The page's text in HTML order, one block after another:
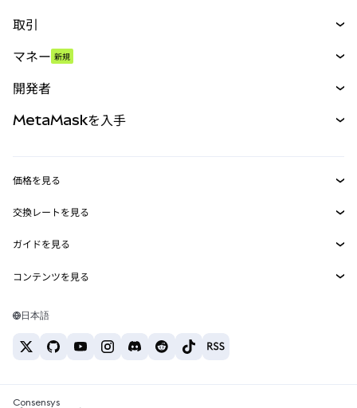
取引
パーペチュアル
RWA
マネー 新規
開発者
MetaMask Connect
Snaps
Web3サービス
MetaMaskを入手
セキュリティ
サポート
キャリア
お問い合わせ
価格を見る
イーサリアムの価格
Solanaの価格
Tetherの価格
交換レートを見る
ETH→USD
USDT→INR
BTC→INR
ETH→USDT
ガイドを見る
ETHの購入
USDTの購入
SHIBの購入
コンテンツを見る
Solanaウォレット
日本語
Consensys